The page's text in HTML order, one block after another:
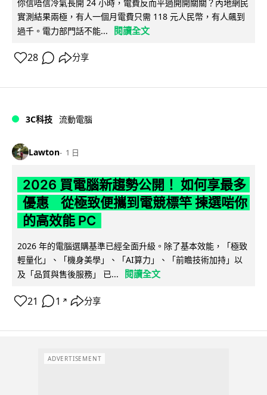
你信唔信冷氣長開 24 小時，電費反而平過開開關關？內地網民
實測結果兩極，有人一個月電費只需 118 元人民幣，有人飆到
過千。電力部門話不能...
閱讀全文
28 分享
3C科技 流動電腦
Lawton 1 日
2026 買電腦新趨勢公開！ 如何享最多
優惠 從極致便攜到電競標竿 揀選啱你
的高效能 PC
2026 年的電腦選購基準已經全面升級。除了基本效能，「極致
輕量化」、「機身美學」、「AI算力」、「前瞻技術加持」以
及「品質與售後服務」 已...
閱讀全文
21 1 ↗ 分享
ADVERTISEMENT